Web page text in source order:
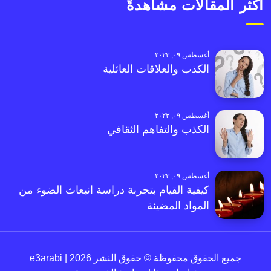
أكثر المقالات مشاهدةً
أغسطس ٠٩, ٢٠٢٣
الكذب والعلاقات العائلية
أغسطس ٠٩, ٢٠٢٣
الكذب والتفاهم الثقافي
أغسطس ٠٩, ٢٠٢٣
كيفية القيام بتجربة دراسة انبعاث الضوء من
المواد المضيئة
جميع الحقوق محفوظة © حقوق النشر 2026 | e3arabi